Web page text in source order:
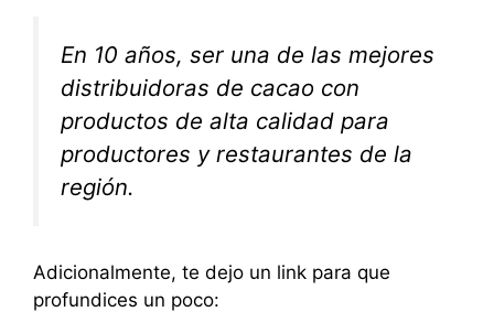
En 10 años, ser una de las mejores
distribuidoras de cacao con
productos de alta calidad para
productores y restaurantes de la
región.
Adicionalmente, te dejo un link para que
profundices un poco: